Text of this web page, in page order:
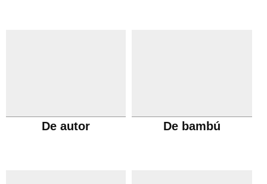
De autor De bambú